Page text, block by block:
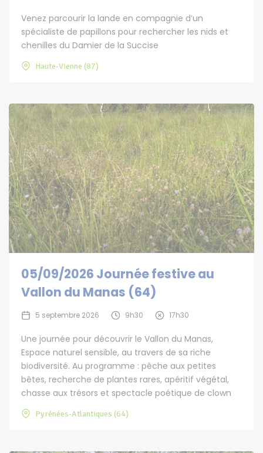
Venez parcourir la lande en compagnie d’un
spécialiste de papillons pour rechercher les nids et
chenilles du Damier de la Succise
Haute-Vienne (87)
05/09/2026 Journée festive au
Vallon du Manas (64)
5 septembre 2026 9h30 17h30
Une journée pour découvrir le Vallon du Manas,
Espace naturel sensible, au travers de sa riche
biodiversité. Au programme : pêche aux petites
bêtes, recherche de plantes rares, apéritif végétal,
chasse aux trésors et spectacle poétique de clown
Pyrénées-Atlantiques (64)